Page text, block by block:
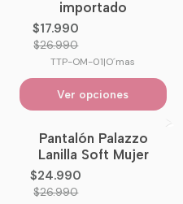
No planchar
Evitar secadora para
¿Necesitas
Escríbenos y te
antes de
Consultar
importado
$17.990
$26.990
TTP-OM-01|O´mas
Ver opciones
-7%OFF
No disponible
Pantalón Palazzo
Lanilla Soft Mujer
$24.990
$26.990